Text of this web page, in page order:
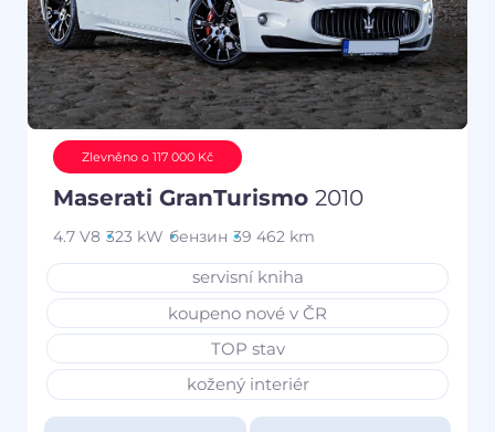
Zlevněno o 117 000 Kč
Maserati GranTurismo 2010
4.7 V8 323 kW бензин 39 462 km
servisní kniha
koupeno nové v ČR
TOP stav
kožený interiér